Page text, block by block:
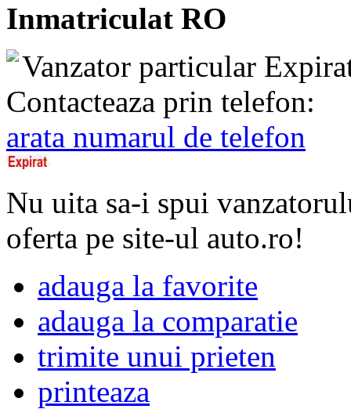
Inmatriculat RO
Vanzator particular
Contacteaza prin telefon:
arata numarul de telefon
Nu uita sa-i spui
oferta pe site-ul auto.ro!
adauga la favorite
adauga la comparatie
trimite unui prieten
printeaza